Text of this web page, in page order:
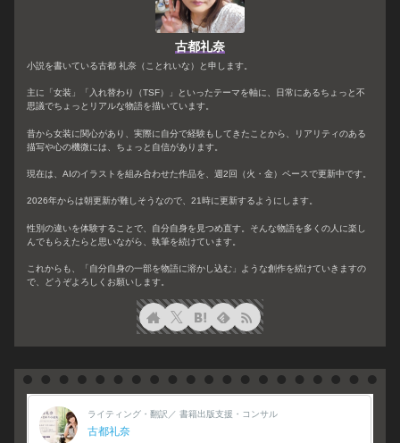
古都礼奈
小説を書いている古都 礼奈（ことれいな）と申します。
主に「女装」「入れ替わり（TSF）」といったテーマを軸に、日常にあるちょっと不
思議でちょっとリアルな物語を描いています。
昔から女装に関心があり、実際に自分で経験もしてきたことから、リアリティのある
描写や心の機微には、ちょっと自信があります。
現在は、AIのイラストを組み合わせた作品を、週2回（火・金）ペースで更新中です。
2026年からは朝更新が難しそうなので、21時に更新するようにします。
性別の違いを体験することで、自分自身を見つめ直す。そんな物語を多くの人に楽し
んでもらえたらと思いながら、執筆を続けています。
これからも、「自分自身の一部を物語に溶かし込む」ような創作を続けていきますの
で、どうぞよろしくお願いします。